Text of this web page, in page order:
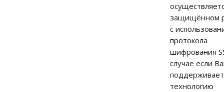
защищённом
с
протокола
шифрования
случае если
поддерживает
технологию